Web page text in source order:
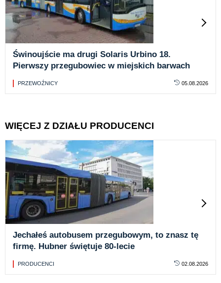
Świnoujście ma drugi Solaris Urbino 18.
Pierwszy przegubowiec w miejskich barwach
PRZEWOŹNICY 05.08.2026
WIĘCEJ Z DZIAŁU PRODUCENCI
Jechałeś autobusem przegubowym, to znasz tę
firmę. Hubner świętuje 80-lecie
PRODUCENCI 02.08.2026